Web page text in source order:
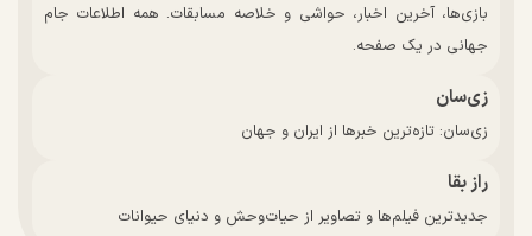
بازی‌ها، آخرین اخبار، حواشی و خلاصه مسابقات. همه اطلاعات جام
جهانی در یک صفحه.
زی‌سان
زی‌سان: تازه‌ترین خبرها از ایران و جهان
راز بقا
جدیدترین فیلم‌ها و تصاویر از حیات‌وحش و دنیای حیوانات